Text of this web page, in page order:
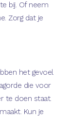
bij. Of neem
Zorg dat je
het gevoel
die voor
te doen staat.
Kun je